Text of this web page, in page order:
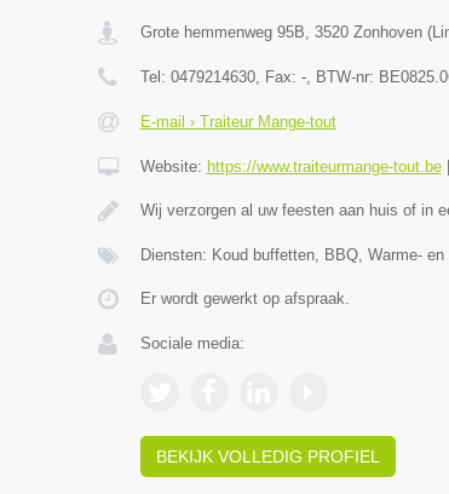
Grote hemmenweg 95B, 3520 Zonhoven(
Tel: 0479214630, Fax: -, BTW-nr:
E-mail › Traiteur Mange-tout
Website: https://www.traiteurmange-tout.be|
Wij verzorgen al uw feesten aan huis of in
Diensten: Koud buffetten, BBQ, Warme-
Er wordt gewerkt op afspraak.
Sociale media:
BEKIJK VOLLEDIG PROFIEL